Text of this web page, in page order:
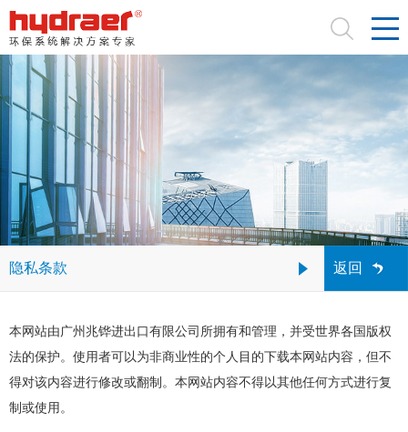
返回
隐私条款
本网站由广州兆铧进出口有限公司所拥有和管理，并受世界各国版权
法的保护。使用者可以为非商业性的个人目的下载本网站内容，但不
得对该内容进行修改或翻制。本网站内容不得以其他任何方式进行复
制或使用。